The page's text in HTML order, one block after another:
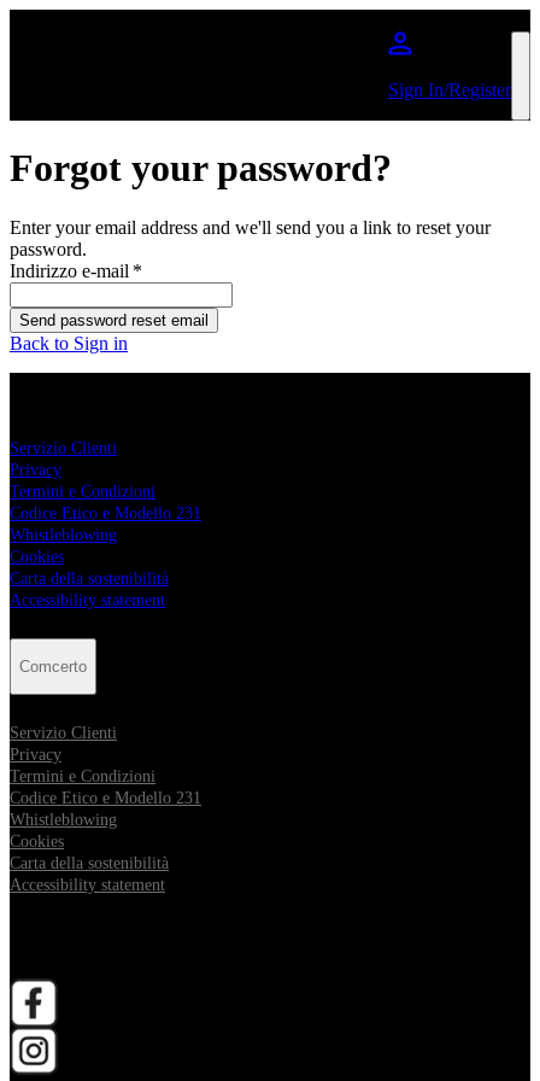
Sign In/Register
Forgot your password?
Enter your email address and we'll send you a link to reset your
password.
Indirizzo e-mail *
Send password reset email
Back to Sign in
Servizio Clienti
Privacy
Termini e Condizioni
Codice Etico e Modello 231
Whistleblowing
Cookies
Carta della sostenibilità
Accessibility statement
Comcerto
Servizio Clienti
Privacy
Termini e Condizioni
Codice Etico e Modello 231
Whistleblowing
Cookies
Carta della sostenibilità
Accessibility statement
apri in una nuova scheda
apri in una nuova scheda